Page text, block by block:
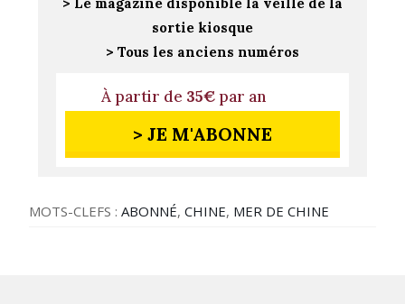
sortie kiosque
> Tous les anciens numéros
À partir de 35€par an
> JE M'ABONNE
MOTS-CLEFS :ABONNÉ,CHINE, MER DE CHINE